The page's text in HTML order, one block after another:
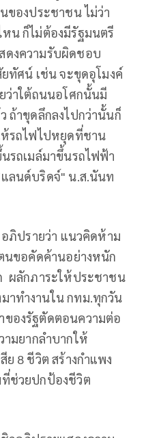
ของประชาชน ไม่ว่า
น ก็ไม่ต้องมีรัฐมนตรี
งความรับผิดชอบ
ยทัศน์ เช่น จะขุดอุโมงค์
ว่าใต้ถนนอโศกนั้นมี
ถ้าขุดลึกลงไปกว่านั้นก็
ห้รถไฟไปหยุดที่ชาน
รถเมล์มาขึ้นรถไฟฟ้า
ลนด์บริดจ์" น.ส.นันท
ภิปรายว่า แนวคิดห้าม
นขอคัดค้านอย่างหนัก
ผลักภาระให้ประชาชน
าทำงานใน กทม.ทุกวัน
องรัฐตัดตอนความต่อ
ามยากลำบากให้
8 ชีวิต สร้างกำแพง
ช่วยปกป้องชีวิต